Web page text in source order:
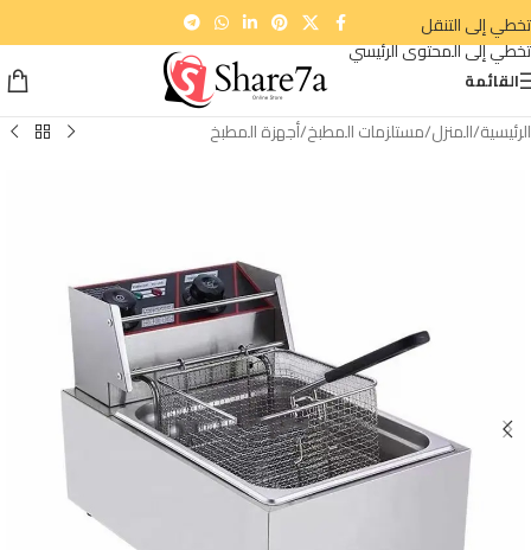
تخطي إلى التنقل
تخطي إلى المحتوى الرئيسي
القائمة
الرئيسية/المنزل/مستلزمات المطبخ/أجهزة المطبخ